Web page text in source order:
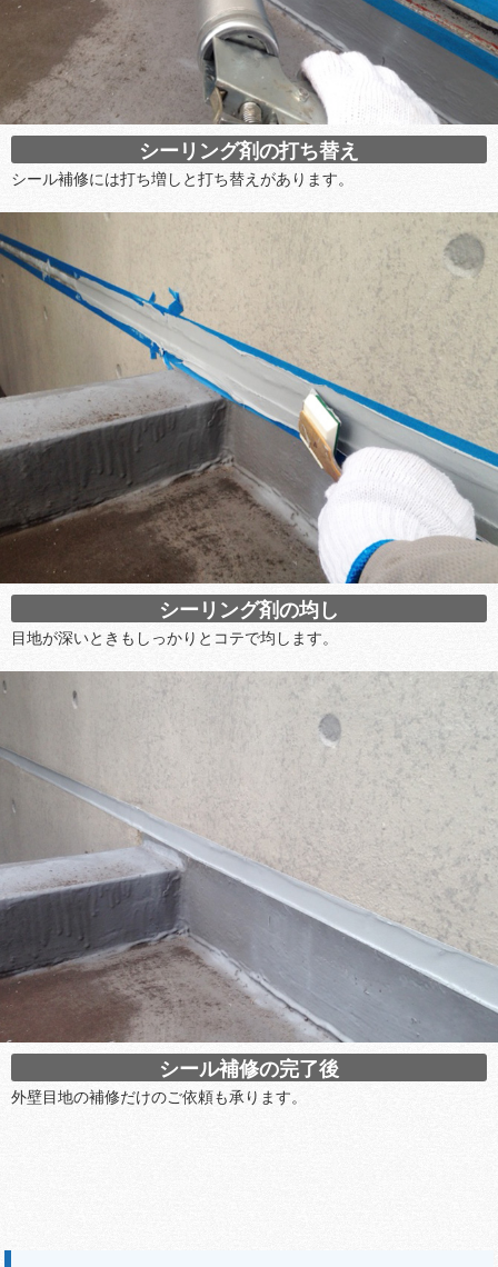
シーリング剤の打ち替え
シール補修には打ち増しと打ち替えがあります。
シーリング剤の均し
目地が深いときもしっかりとコテで均します。
シール補修の完了後
外壁目地の補修だけのご依頼も承ります。